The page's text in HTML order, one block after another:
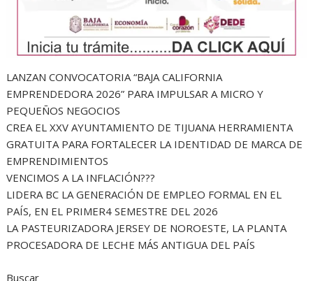
LANZAN CONVOCATORIA “BAJA CALIFORNIA
EMPRENDEDORA 2026” PARA IMPULSAR A MICRO Y
PEQUEÑOS NEGOCIOS
CREA EL XXV AYUNTAMIENTO DE TIJUANA HERRAMIENTA
GRATUITA PARA FORTALECER LA IDENTIDAD DE MARCA DE
EMPRENDIMIENTOS
VENCIMOS A LA INFLACIÓN???
LIDERA BC LA GENERACIÓN DE EMPLEO FORMAL EN EL
PAÍS, EN EL PRIMER4 SEMESTRE DEL 2026
LA PASTEURIZADORA JERSEY DE NOROESTE, LA PLANTA
PROCESADORA DE LECHE MÁS ANTIGUA DEL PAÍS
Buscar